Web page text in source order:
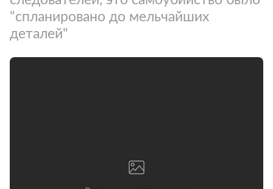
"спланировано до мельчайших
деталей"